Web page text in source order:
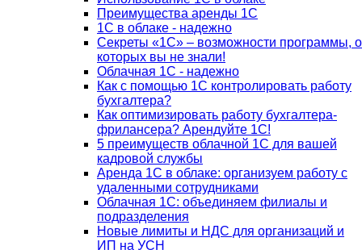
Преимущества аренды 1С
1С в облаке - надежно
Секреты «1С» – возможности программы, о
которых вы не знали!
Облачная 1С - надежно
Как с помощью 1С контролировать работу
бухгалтера?
Как оптимизировать работу бухгалтера-
фрилансера? Арендуйте 1С!
5 преимуществ облачной 1С для вашей
кадровой службы
Аренда 1С в облаке: организуем работу с
удаленными сотрудниками
Облачная 1С: объединяем филиалы и
подразделения
Новые лимиты и НДС для организаций и
ИП на УСН